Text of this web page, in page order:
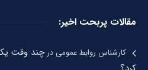
مقالات پربحت اخیر:
کارشناس روابط عمومیدرچند وقت